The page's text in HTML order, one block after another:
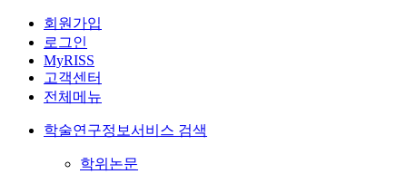
회원가입
로그인
MyRISS
고객센터
전체메뉴
학술연구정보서비스 검색
학위논문